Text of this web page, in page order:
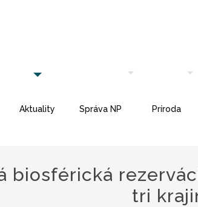
Aktuality Správa NP Príroda
biosférická
tri